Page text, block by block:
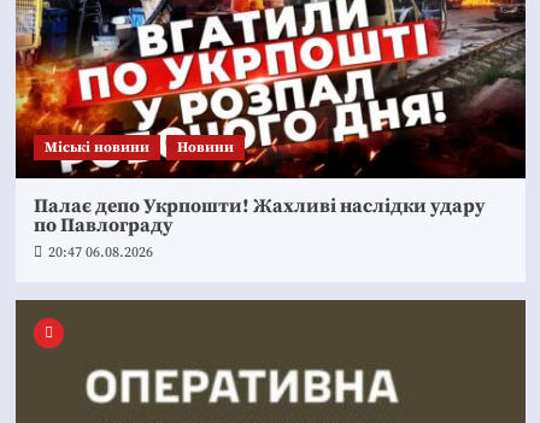
Mіські новини Новини
Палає депо Укрпошти! Жахливі наслідки удару
по Павлограду
20:47 06.08.2026